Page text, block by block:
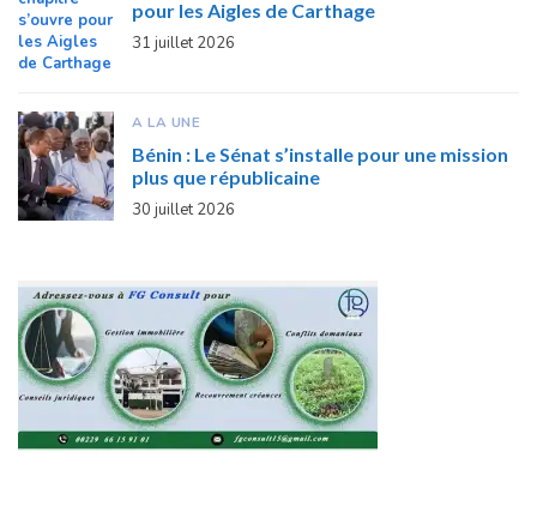
pour les Aigles de Carthage
31 juillet 2026
A LA UNE
Bénin : Le Sénat s’installe pour une mission
plus que républicaine
30 juillet 2026